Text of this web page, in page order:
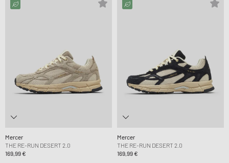
Mercer
THE RE-RUN DESERT 2.0
169,99 €
Mercer
THE RE-RUN DESERT 2.0
169,99 €